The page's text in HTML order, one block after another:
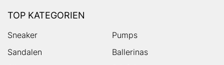
TOP KATEGORIEN
Sneaker
Pumps
Sandalen
Ballerinas